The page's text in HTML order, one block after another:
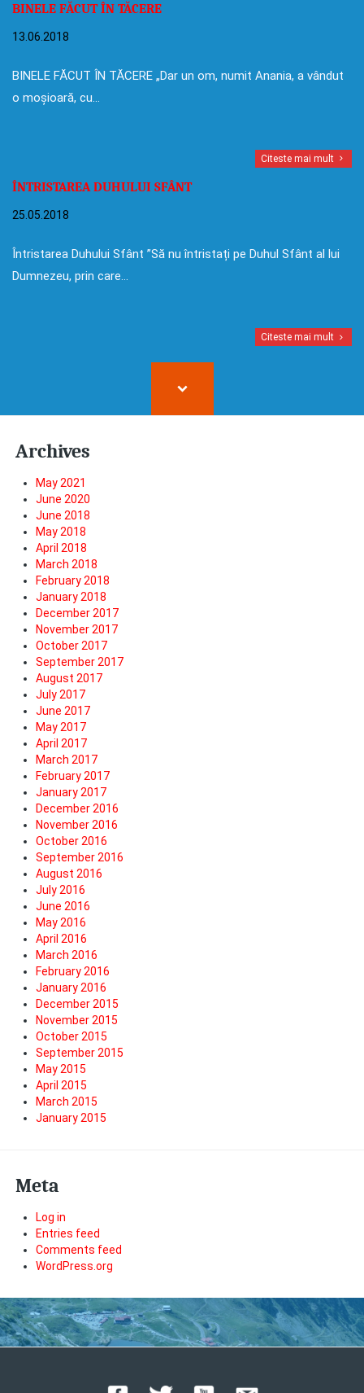
BINELE FĂCUT ÎN TĂCERE
13.06.2018
BINELE FĂCUT ÎN TĂCERE „Dar un om, numit Anania, a vândut
o moșioară, cu…
Citeste mai mult
ÎNTRISTAREA DUHULUI SFÂNT
25.05.2018
Întristarea Duhului Sfânt ”Să nu întristați pe Duhul Sfânt al lui
Dumnezeu, prin care…
Citeste mai mult
Archives
May 2021
June 2020
June 2018
May 2018
April 2018
March 2018
February 2018
January 2018
December 2017
November 2017
October 2017
September 2017
August 2017
July 2017
June 2017
May 2017
April 2017
March 2017
February 2017
January 2017
December 2016
November 2016
October 2016
September 2016
August 2016
July 2016
June 2016
May 2016
April 2016
March 2016
February 2016
January 2016
December 2015
November 2015
October 2015
September 2015
May 2015
April 2015
March 2015
January 2015
Meta
Log in
Entries feed
Comments feed
WordPress.org